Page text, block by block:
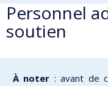
Personnel
soutien
À noter : avant de